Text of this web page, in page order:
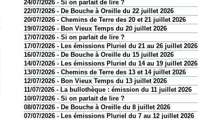
24/07/2026 - Si on parlait de lire ?
22/07/2026 - De Bouche à Oreille du 22 juillet 2026
20/07/2026 - Chemins de Terre des 20 et 21 juillet 2026
19/07/2026 - Bon Vieux Temps du 20 juillet 2026
17/07/2026 - Si on parlait de lire ?
17/07/2026 - Les émissions Pluriel du 21 au 26 juillet 2026
16/07/2026 - De Bouche à Oreille du 15 juillet 2026
14/07/2026 - Les émissions Pluriel du 14 au 19 juillet 2026
13/07/2026 - Chemins de Terre des 13 et 14 juillet 2026
12/07/2026 - Bon Vieux Temps du 13 juillet 2026
11/07/2026 - La bullothèque : émission du 11 juillet 2026
10/07/2026 - Si on parlait de lire ?
08/07/2026 - De Bouche à Oreille du 8 juillet 2026
07/07/2026 - Les émissions Pluriel du 7 au 12 juillet 2026